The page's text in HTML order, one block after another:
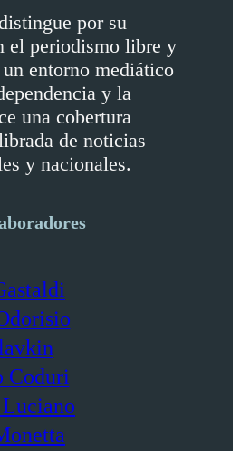
por su
el periodismo libre y
entorno mediático
y la
una cobertura
de noticias
y nacionales.
Coduri